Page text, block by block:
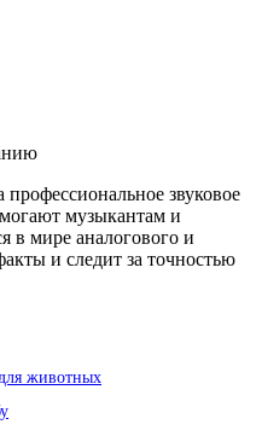
звуковое
музыкантам и
в мире аналогового и
и следит за точностью
животных